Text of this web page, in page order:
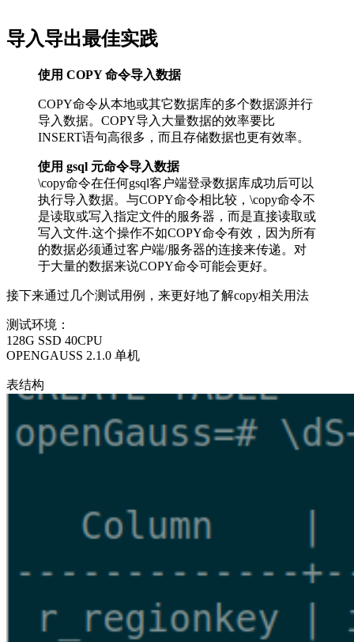
导入导出最佳实践
使用 COPY 命令导入数据
COPY命令从本地或其它数据库的多个数据源并行
导入数据。COPY导入大量数据的效率要比
INSERT语句高很多，而且存储数据也更有效率。
使用 gsql 元命令导入数据
\copy命令在任何gsql客户端登录数据库成功后可以
执行导入数据。与COPY命令相比较，\copy命令不
是读取或写入指定文件的服务器，而是直接读取或
写入文件.这个操作不如COPY命令有效，因为所有
的数据必须通过客户端/服务器的连接来传递。对
于大量的数据来说COPY命令可能会更好。
接下来通过几个测试用例，来更好地了解copy相关用法
测试环境：
128G SSD 40CPU
OPENGAUSS 2.1.0 单机
表结构